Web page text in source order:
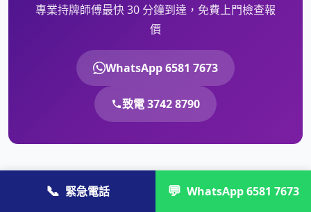
專業持牌師傅最快 30 分鐘到達，免費上門檢查報
價
WhatsApp 6581 7673
致電 3742 8790
📞 緊急電話 💬 WhatsApp 6581 7673